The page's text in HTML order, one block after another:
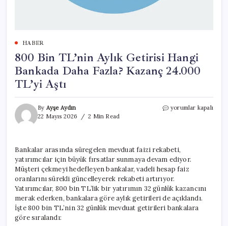
HABER
800 Bin TL’nin Aylık Getirisi Hangi
Bankada Daha Fazla? Kazanç 24.000
TL’yi Aştı
By Ayşe Aydın
22 Mayıs 2026
2 Min Read
800
Hangi
Bankada
Daha
Fazla?
Kazanç
24.000
TL’yi
Aştı
yorumlar kapalı
Bankalar arasında süregelen mevduat faizi rekabeti,
yatırımcılar için büyük fırsatlar sunmaya devam ediyor.
Müşteri çekmeyi hedefleyen bankalar, vadeli hesap faiz
oranlarını sürekli güncelleyerek rekabeti artırıyor.
Yatırımcılar, 800 bin TL’lik bir yatırımın 32 günlük kazancını
merak ederken, bankalara göre aylık getirileri de açıklandı.
İşte 800 bin TL’nin 32 günlük mevduat getirileri bankalara
göre sıralandı: